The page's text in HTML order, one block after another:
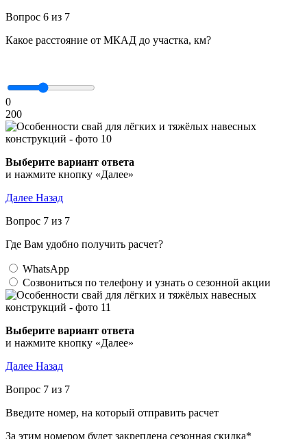
Вопрос 6 из 7
Какое расстояние от МКАД до участка, км?
0
200
Выберите вариант ответа
и нажмите кнопку «Далее»
Далее Назад
Вопрос 7 из 7
Где Вам удобно получить расчет?
WhatsApp
Созвониться по телефону и узнать о сезонной акции
Выберите вариант ответа
и нажмите кнопку «Далее»
Далее Назад
Вопрос 7 из 7
Введите номер, на который отправить расчет
За этим номером будет закреплена сезонная скидка*